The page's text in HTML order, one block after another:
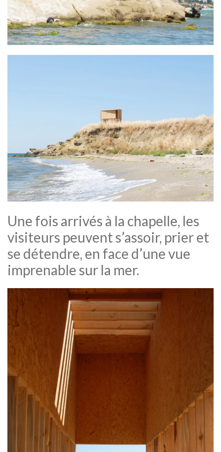
Une fois arrivés à la chapelle, les
visiteurs peuvent s’assoir, prier et
se détendre, en face d’une vue
imprenable sur la mer.